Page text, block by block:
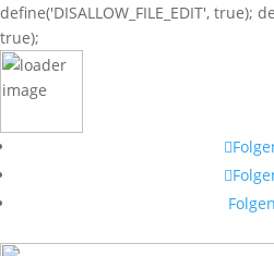
define('DISALLOW_FILE_EDIT', true);
true);
Folgen